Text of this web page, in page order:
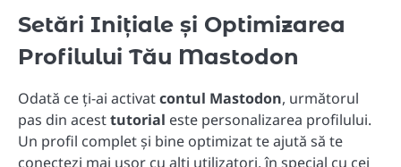
Setări Inițiale și Optimizarea
Profilului Tău Mastodon
Odată ce ți-ai activatcontul Mastodon, următorul
pas din acesttutorial este personalizarea profilului.
Un profil complet și bine optimizat te ajută să te
conectezi mai ușor cu alți utilizatori, în special cu cei